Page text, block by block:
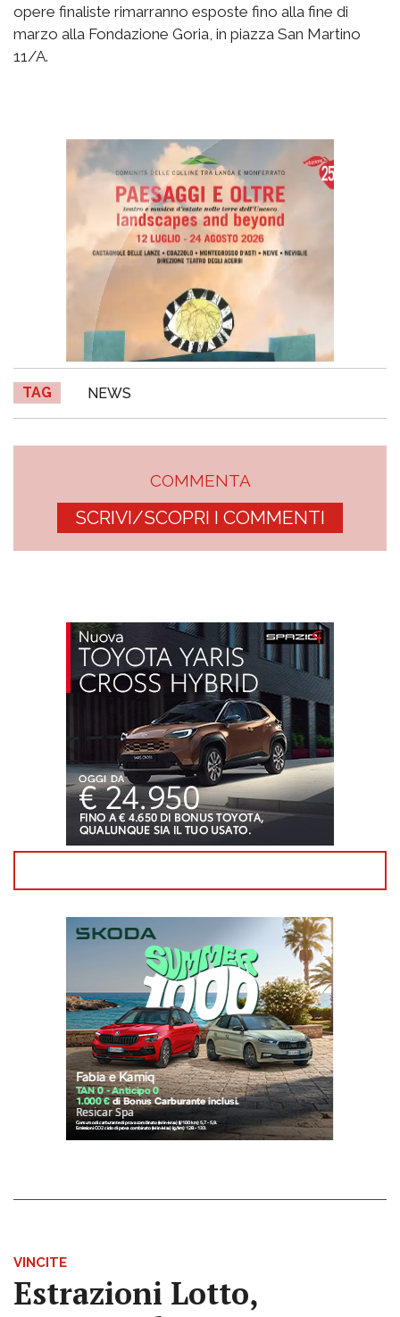
opere finaliste rimarranno esposte fino alla fine di
marzo alla Fondazione Goria, in piazza San Martino
11/A.
TAG NEWS
COMMENTA
SCRIVI/SCOPRI I COMMENTI
VINCITE
Estrazioni Lotto,